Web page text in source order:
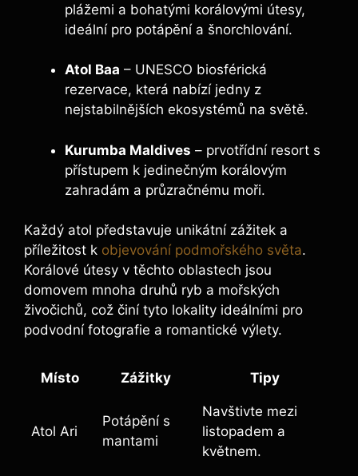
plážemi a bohatými korálovými útesy,
ideální pro potápění a šnorchlování.
Atol Baa – UNESCO biosférická
rezervace, která nabízí jedny z
nejstabilnějších ekosystémů na světě.
Kurumba Maldives – prvotřídní resort s
přístupem k jedinečným korálovým
zahradám a průzračnému moři.
Každý atol představuje unikátní zážitek a
příležitost k objevování podmořského světa.
Korálové útesy v těchto oblastech jsou
domovem mnoha druhů ryb a mořských
živočichů, což činí tyto lokality ideálními pro
podvodní fotografie a romantické výlety.
Místo Zážitky Tipy
Atol Ari
Potápění s
mantami
Navštivte mezi
listopadem a
květnem.